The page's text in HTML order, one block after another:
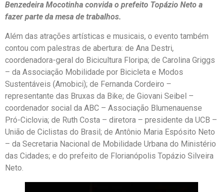
Benzedeira Mocotinha convida o prefeito Topázio Neto a
fazer parte da mesa de trabalhos.
Além das atrações artísticas e musicais, o evento também
contou com palestras de abertura: de Ana Destri,
coordenadora-geral do Bicicultura Floripa; de Carolina Griggs
– da Associação Mobilidade por Bicicleta e Modos
Sustentáveis (Amobici); de Fernanda Cordeiro –
representante das Bruxas da Bike; de Giovani Seibel –
coordenador social da ABC – Associação Blumenauense
Pró-Ciclovia; de Ruth Costa – diretora – presidente da UCB –
União de Ciclistas do Brasil; de Antônio Maria Espósito Neto
– da Secretaria Nacional de Mobilidade Urbana do Ministério
das Cidades; e do prefeito de Florianópolis Topázio Silveira
Neto.